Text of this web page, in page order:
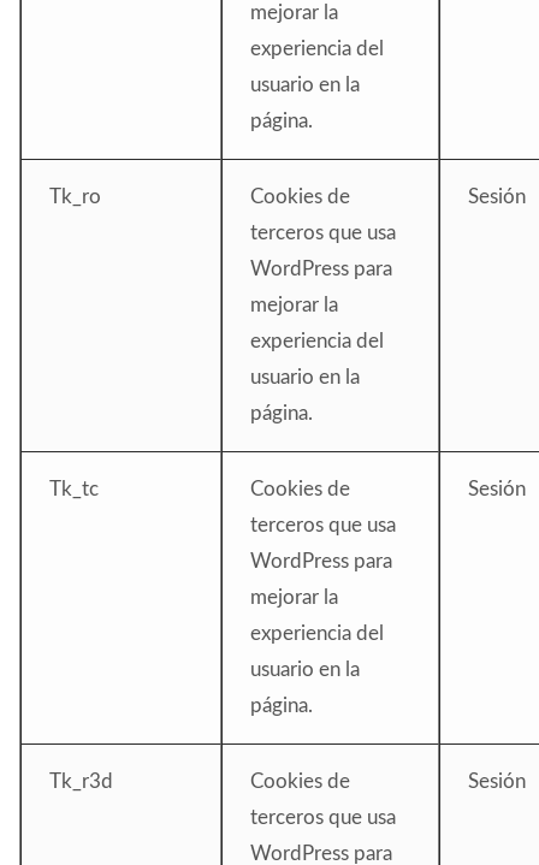
mejorar la
experiencia del
usuario en la
página.
Tk_ro
Cookies de
terceros que usa
WordPress para
mejorar la
experiencia del
usuario en la
página.
Sesión
Tk_tc
Cookies de
terceros que usa
WordPress para
mejorar la
experiencia del
usuario en la
página.
Sesión
Tk_r3d
Cookies de
terceros que usa
WordPress para
Sesión